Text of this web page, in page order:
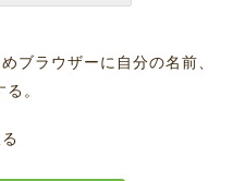
ブラウザーに自分の名前、
。